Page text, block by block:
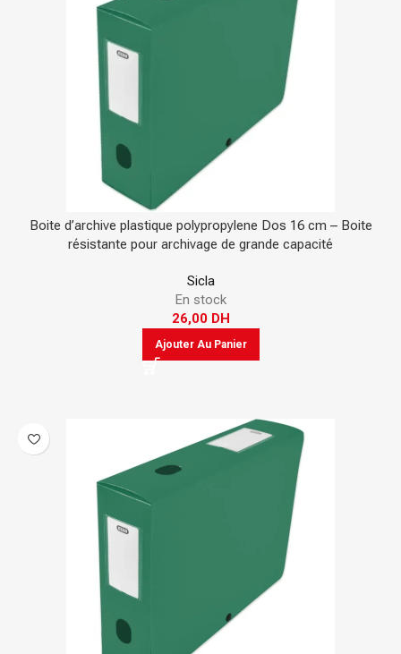
Boite d’archive plastique polypropylene Dos 16 cm – Boite
résistante pour archivage de grande capacité
Sicla
En stock
26,00 DH
Ajouter Au Panier